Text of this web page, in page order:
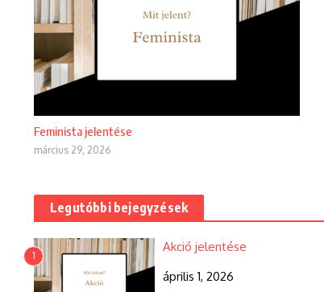
Feminista jelentése
március 29, 2026
Legutóbbi bejegyzések
1
Akció jelentése
április 1, 2026